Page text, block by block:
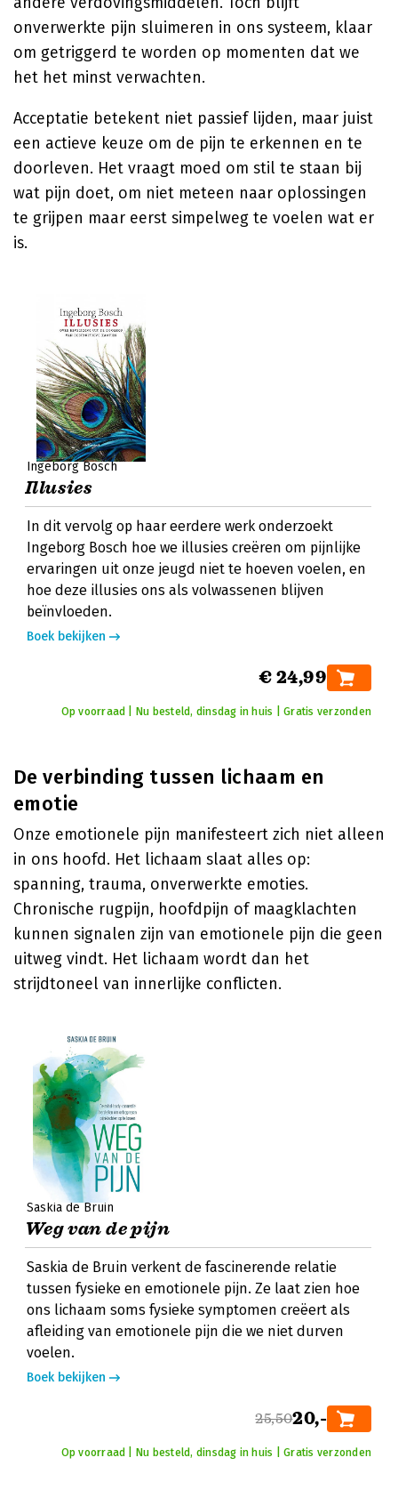
onverwerkte pijn sluimeren in ons systeem, klaar
om getriggerd te worden op momenten dat we
het het minst verwachten.
Acceptatie betekent niet passief lijden, maar juist
een actieve keuze om de pijn te erkennen en te
doorleven. Het vraagt moed om stil te staan bij
wat pijn doet, om niet meteen naar oplossingen
te grijpen maar eerst simpelweg te voelen wat er
is.
Ingeborg Bosch
Illusies
In dit vervolg op haar eerdere werk onderzoekt
Ingeborg Bosch hoe we illusies creëren om pijnlijke
ervaringen uit onze jeugd niet te hoeven voelen, en
hoe deze illusies ons als volwassenen blijven
beïnvloeden.
Boek bekijken
€ 24,99
Op voorraad | Nu besteld, dinsdag in huis | Gratis verzonden
De verbinding tussen lichaam en
emotie
Onze emotionele pijn manifesteert zich niet alleen
in ons hoofd. Het lichaam slaat alles op:
spanning, trauma, onverwerkte emoties.
Chronische rugpijn, hoofdpijn of maagklachten
kunnen signalen zijn van emotionele pijn die geen
uitweg vindt. Het lichaam wordt dan het
strijdtoneel van innerlijke conflicten.
Saskia de Bruin
Weg van de pijn
Saskia de Bruin verkent de fascinerende relatie
tussen fysieke en emotionele pijn. Ze laat zien hoe
ons lichaam soms fysieke symptomen creëert als
afleiding van emotionele pijn die we niet durven
voelen.
Boek bekijken
25,5020,-
Op voorraad | Nu besteld, dinsdag in huis | Gratis verzonden